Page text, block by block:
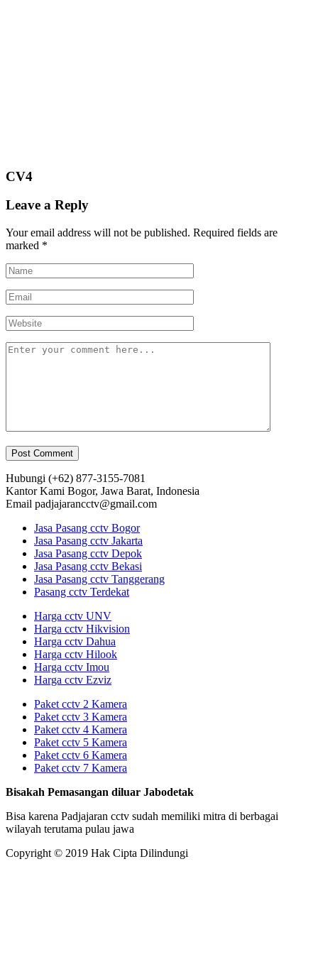
CV4
Leave a Reply
Your email address will not be published. Required fields are
marked *
Hubungi (+62) 877-3155-7081
Kantor Kami Bogor, Jawa Barat, Indonesia
Email padjajarancctv@gmail.com
Jasa Pasang cctv Bogor
Jasa Pasang cctv Jakarta
Jasa Pasang cctv Depok
Jasa Pasang cctv Bekasi
Jasa Pasang cctv Tanggerang
Pasang cctv Terdekat
Harga cctv UNV
Harga cctv Hikvision
Harga cctv Dahua
Harga cctv Hilook
Harga cctv Imou
Harga cctv Ezviz
Paket cctv 2 Kamera
Paket cctv 3 Kamera
Paket cctv 4 Kamera
Paket cctv 5 Kamera
Paket cctv 6 Kamera
Paket cctv 7 Kamera
Bisakah Pemasangan diluar Jabodetak
Bisa karena Padjajaran cctv sudah memiliki mitra di berbagai
wilayah terutama pulau jawa
Copyright © 2019 Hak Cipta Dilindungi